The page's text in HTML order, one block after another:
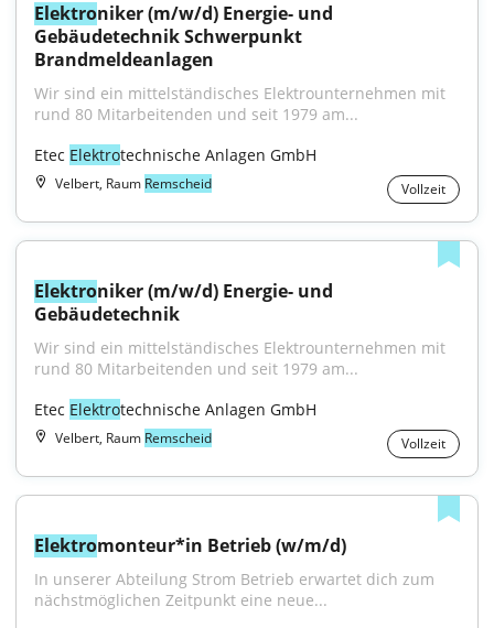
Elektroniker (m/w/d) Energie- und
Gebäudetechnik Schwerpunkt
Brandmeldeanlagen
Wir sind ein mittelständisches Elektrounternehmen mit
rund 80 Mitarbeitenden und seit 1979 am...
Etec Elektrotechnische Anlagen GmbH
Velbert, Raum Remscheid Vollzeit
Elektroniker (m/w/d) Energie- und
Gebäudetechnik
Wir sind ein mittelständisches Elektrounternehmen mit
rund 80 Mitarbeitenden und seit 1979 am...
Etec Elektrotechnische Anlagen GmbH
Velbert, Raum Remscheid Vollzeit
Elektromonteur*in Betrieb (w/m/d)
In unserer Abteilung Strom Betrieb erwartet dich zum
nächstmöglichen Zeitpunkt eine neue...